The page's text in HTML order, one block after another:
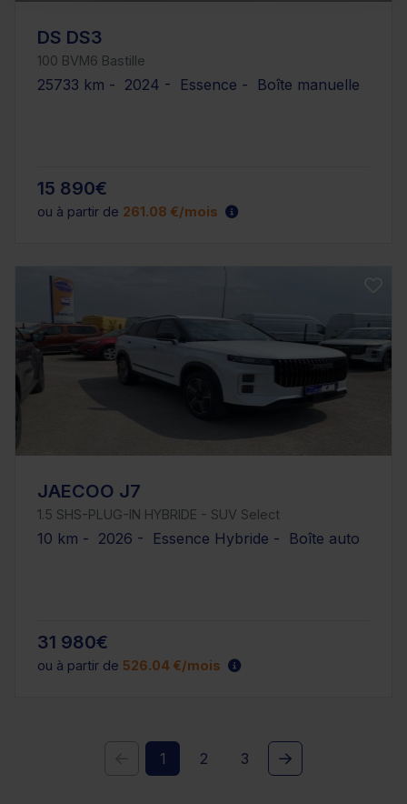
DS DS3
100 BVM6 Bastille
25733 km - 2024 - Essence - Boîte manuelle
15 890€
ou à partir de 261.08 €/mois
JAECOO J7
1.5 SHS-PLUG-IN HYBRIDE - SUV Select
10 km - 2026 - Essence Hybride - Boîte auto
31 980€
ou à partir de 526.04 €/mois
1 2 3